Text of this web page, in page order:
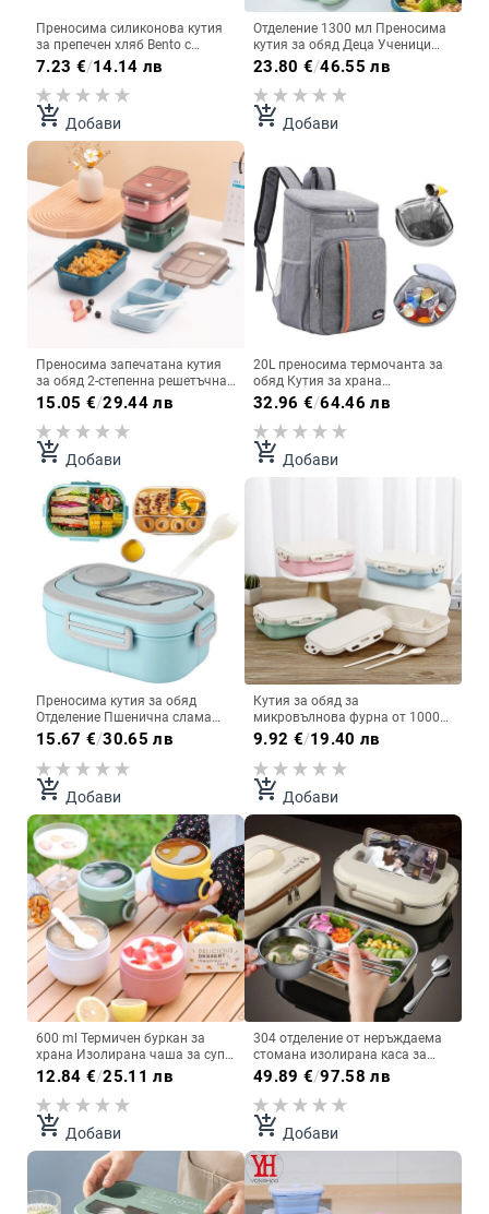
Преносима силиконова кутия
за препечен хляб Bento с
дръжка Екологичен контейнер
за храна за обяд Пикник в
микровълнова фурна, кутия за
обяд за студенти
7.23 €/14.14 лв
add_shopping_cart Добави
Отделение 1300 мл Преносима
кутия за обяд Деца Ученици
Офис Бенто кутия с вилица и
лъжица Контейнер за
съхранение на храна в
микровълнова
23.80 €/46.55 лв
add_shopping_cart Добави
Преносима запечатана кутия
за обяд 2-степенна решетъчна
микровълнова печка Налично
отопление Контейнери за
храна за студентски служители
с вилици Лъжици
15.05 €/29.44 лв
add_shopping_cart Добави
20L преносима термочанта за
обяд Кутия за храна
Издръжлив водоустойчив
охладител Калъф с изолация
от лед Къмпинг Оксфорд
Раници за вечеря Хладилник
32.96 €/64.46 лв
add_shopping_cart Добави
Преносима кутия за обяд
Отделение Пшенична слама
Bento Кутия за дръжка
Контейнери за многократна
употреба Контейнери за храна
Контейнери за закуска 라면
15.67 €/30.65 лв
add_shopping_cart Добави
Кутия за обяд за
микровълнова фурна от 1000
мл за деца, училище,
екологично чиста Кутия за
бенто от пшенична слама, без
BPA, Кухненска пластмасова
кутия за храна Кутия за обяд
9.92 €/19.40 лв
add_shopping_cart Добави
600 ml Термичен буркан за
храна Изолирана чаша за супа
Термос Контейнери Кутия за
обяд от неръждаема стомана
Термо Поддържайте горещо
Вакуумна чаша с лъжица
12.84 €/25.11 лв
add_shopping_cart Добави
304 отделение от неръждаема
стомана изолирана каса за
обяд Работник в офиса
Студенти Запечатан преносим
контейнер за храна Bento
Microwae
49.89 €/97.58 лв
add_shopping_cart Добави